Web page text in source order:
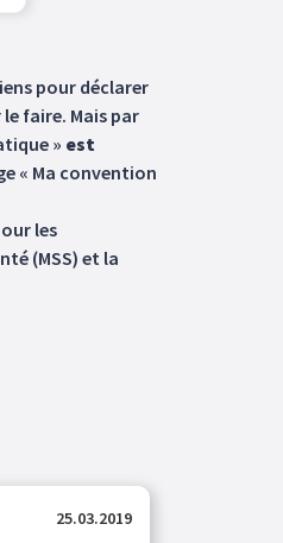
pour déclarer
faire. Mais par
» est
« Ma convention
les
(MSS) et la
25.03.2019